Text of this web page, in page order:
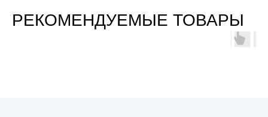
РЕКОМЕНДУЕМЫЕ ТОВАРЫ